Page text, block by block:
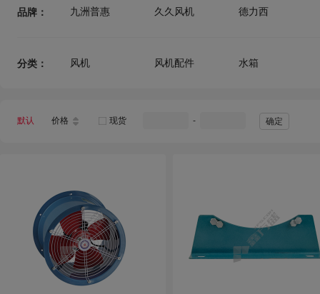
品牌： 九洲普惠 久久风机
德力西
Z
山耐特
分类： 风机 风机配件 水箱
默认 价格 现货 - 确定